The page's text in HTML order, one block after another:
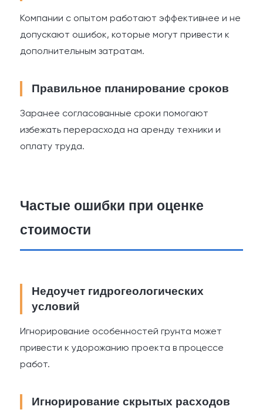
Компании с опытом работают эффективнее и не
допускают ошибок, которые могут привести к
дополнительным затратам.
Правильное планирование сроков
Заранее согласованные сроки помогают
избежать перерасхода на аренду техники и
оплату труда.
Частые ошибки при оценке
стоимости
Недоучет гидрогеологических
условий
Игнорирование особенностей грунта может
привести к удорожанию проекта в процессе
работ.
Игнорирование скрытых расходов